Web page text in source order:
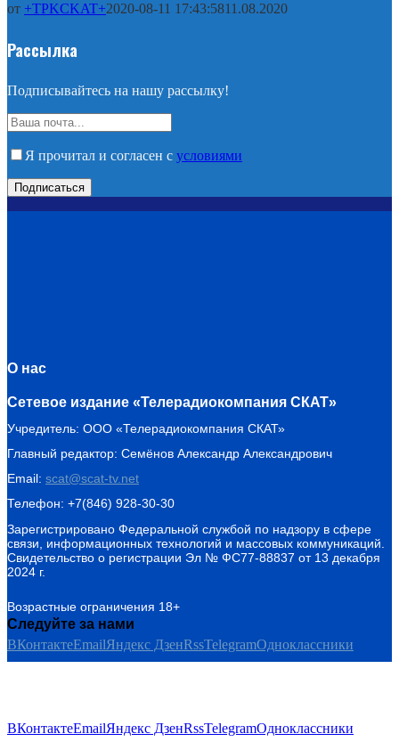
от +TPKCKAT+2020-08-11 17:43:5811.08.2020
Рассылка
Подписывайтесь на нашу рассылку!
Я прочитал и согласен с условиями
О нас
Сетевое издание «Телерадиокомпания СКАТ»
Учредитель: ООО «Телерадиокомпания СКАТ»
Главный редактор: Семёнов Александр Александрович
Email: scat@scat-tv.net
Телефон: +7(846) 928-30-30
Зарегистрировано Федеральной службой по надзору в сфере
связи, информационных технологий и массовых коммуникаций.
Свидетельство о регистрации Эл № ФС77-88837 от 13 декабря
2024 г.
Возрастные ограничения 18+
Следуйте за нами
ВКонтактеEmailЯндекс ДзенRssTelegramОдноклассники
ВКонтактеEmailЯндекс ДзенRssTelegramОдноклассники